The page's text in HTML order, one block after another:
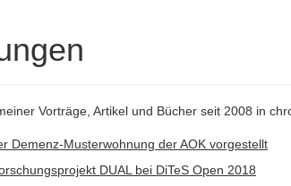
Vorträge, Artikel und Bücher seit 2008 in
Demenz-Musterwohnung der AOK vorgestellt
DUAL bei DiTeS Open 2018